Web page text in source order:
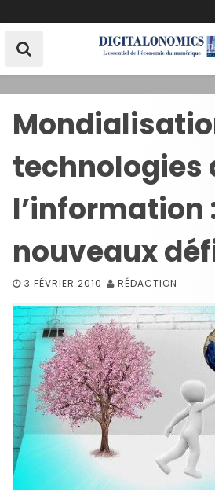
k
technologies
l’information
nouveaux
3 FÉVRIER 2010 RÉDACTION